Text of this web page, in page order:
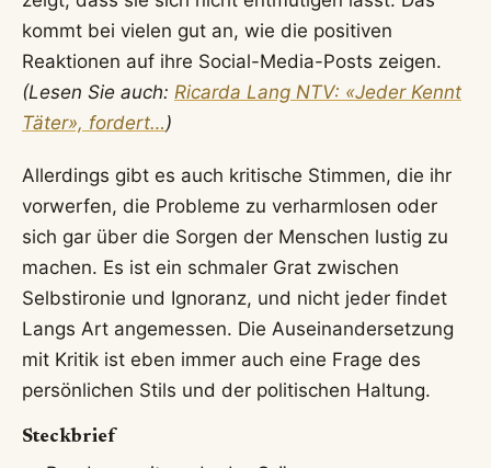
kommt bei vielen gut an, wie die positiven
Reaktionen auf ihre Social-Media-Posts zeigen.
(Lesen Sie auch: Ricarda Lang NTV: «Jeder Kennt
Täter», fordert…)
Allerdings gibt es auch kritische Stimmen, die ihr
vorwerfen, die Probleme zu verharmlosen oder
sich gar über die Sorgen der Menschen lustig zu
machen. Es ist ein schmaler Grat zwischen
Selbstironie und Ignoranz, und nicht jeder findet
Langs Art angemessen. Die Auseinandersetzung
mit Kritik ist eben immer auch eine Frage des
persönlichen Stils und der politischen Haltung.
Steckbrief